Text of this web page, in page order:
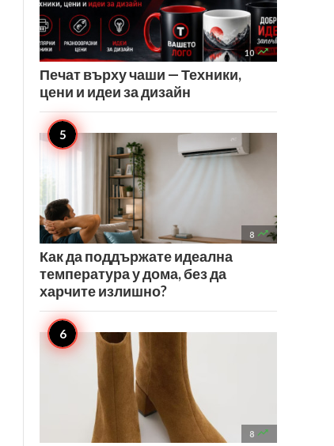
10 
Печат върху чаши — Техники,
цени и идеи за дизайн
8 
Как да поддържате идеална
температура у дома, без да
харчите излишно?
8 